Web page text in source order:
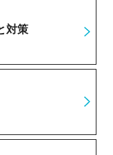
対策